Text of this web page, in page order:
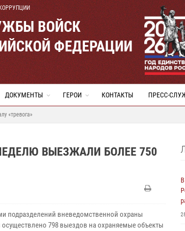
ВОЙСК
ФЕДЕРАЦИИ
ДОКУМЕНТЫ ГЕРОИ КОНТАКТЫ ПРЕСС-
«тревога»
ВЫЕЗЖАЛИ БОЛЕЕ 750
подразделений вневедомственной охраны
798 выездов на охраняемые объекты